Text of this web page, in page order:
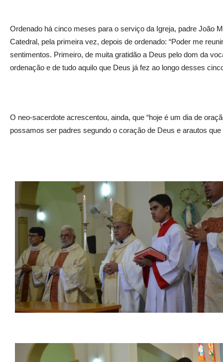
Ordenado há cinco meses para o serviço da Igreja, padre João
Catedral, pela primeira vez, depois de ordenado: “Poder me
sentimentos. Primeiro, de muita gratidão a Deus pelo dom da
ordenação e de tudo aquilo que Deus já fez ao longo desses
O neo-sacerdote acrescentou, ainda, que “hoje é um dia de
possamos ser padres segundo o coração de Deus e arautos